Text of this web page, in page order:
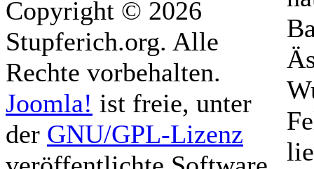
Copyright © 2026
Stupferich.org. Alle
Rechte vorbehalten.
Joomla! ist freie, unter
der GNU/GPL-Lizenz